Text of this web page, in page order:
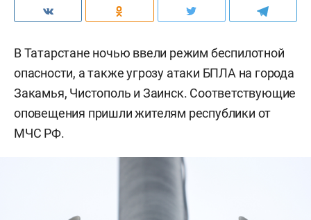
В Татарстане ночью ввели режим беспилотной
опасности, а также угрозу атаки БПЛА на города
Закамья, Чистополь и Заинск. Соответствующие
оповещения пришли жителям республики от
МЧС РФ.